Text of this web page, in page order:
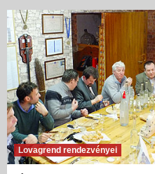
Lovagrend rendezvényei